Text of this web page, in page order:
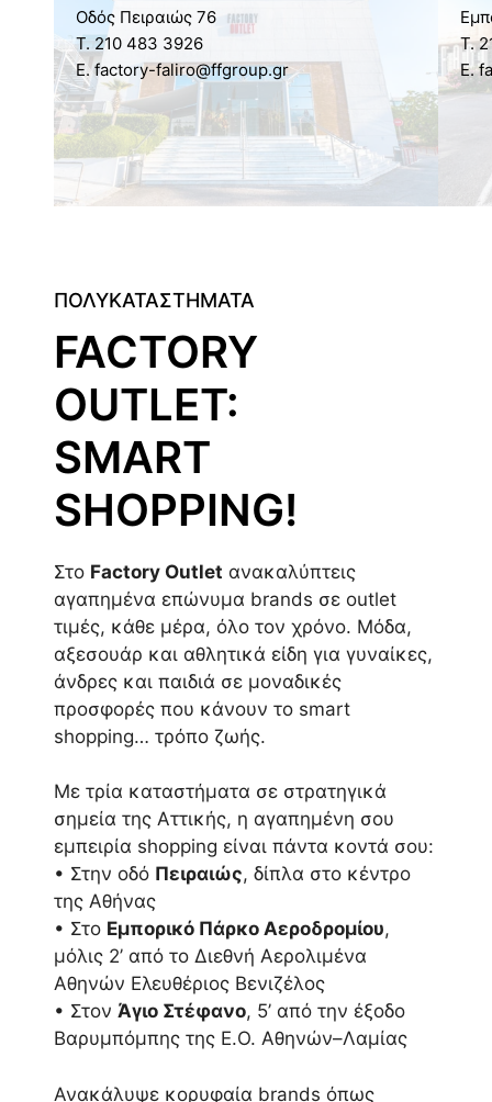
ΠΟΛΥΚΑΤΑΣΤΗΜΑΤΑ
FACTORY
OUTLET:
SMART
SHOPPING!
Στο Factory Outlet ανακαλύπτεις
αγαπημένα επώνυμα brands σε outlet
τιμές, κάθε μέρα, όλο τον χρόνο. Μόδα,
αξεσουάρ και αθλητικά είδη για γυναίκες,
άνδρες και παιδιά σε μοναδικές
προσφορές που κάνουν το smart
shopping… τρόπο ζωής.
Με τρία καταστήματα σε στρατηγικά
σημεία της Αττικής, η αγαπημένη σου
εμπειρία shopping είναι πάντα κοντά σου:
• Στην οδό Πειραιώς, δίπλα στο κέντρο
της Αθήνας
• Στο Εμπορικό Πάρκο Αεροδρομίου,
μόλις 2’ από το Διεθνή Αερολιμένα
Αθηνών Ελευθέριος Βενιζέλος
• Στον Άγιο Στέφανο, 5’ από την έξοδο
Βαρυμπόμπης της Ε.Ο. Αθηνών–Λαμίας
Ανακάλυψε κορυφαία brands όπως
Οδός Πειραιώς 76
Τ. 210 483 3926
E. factory-faliro@ffgroup.gr
Τ.
E.